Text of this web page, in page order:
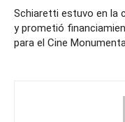
Schiaretti estuvo en la
y prometió
para el Cine